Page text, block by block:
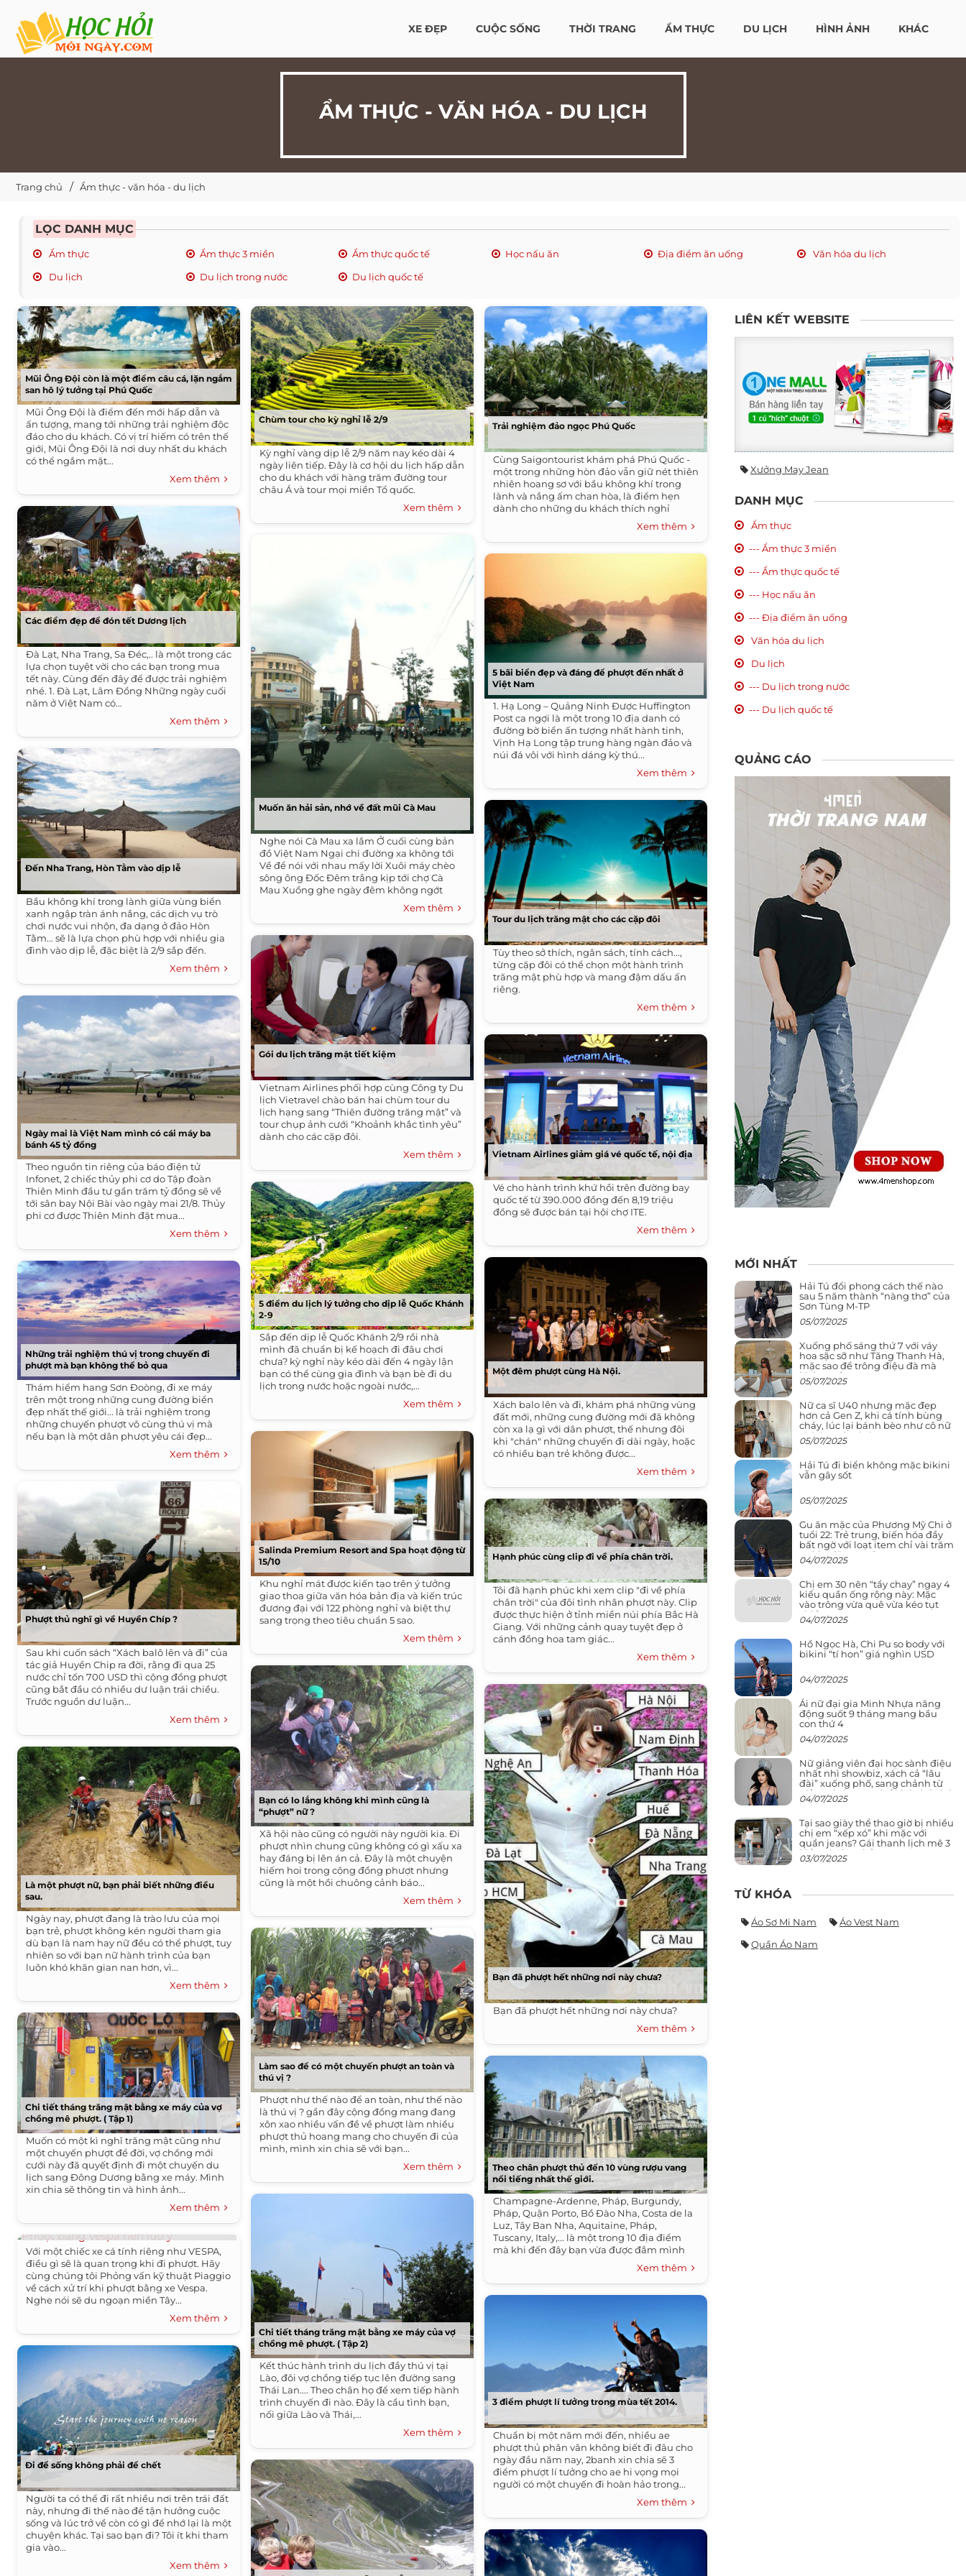
XE ĐẸP CUỘC SỐNG THỜI TRANG ẨM THỰC DU LỊCH HÌNH ẢNH KHÁC
ẨM THỰC - VĂN HÓA - DU LỊCH
Trang chủ Ẩm thực - văn hóa - du lịch
LỌC DANH MỤC
Ẩm thực Ẩm thực 3 miền Ẩm thực quốc tế Học nấu ăn Địa điểm ăn uống
Văn hóa du lịch
Du lịch
Du lịch trong nước Du lịch quốc tế
Mũi Ông Đội còn là một điểm câu cá, lặn ngắm
san hô lý tưởng tại Phú Quốc
Mũi Ông Đội là điểm đến mới hấp dẫn và
ấn tượng, mang tới những trải nghiệm độc
đáo cho du khách. Có vị trí hiếm có trên thế
giới, Mũi Ông Đội là nơi duy nhất du khách
có thể ngắm mặt...
Xem thêm
Các điểm đẹp để đón tết Dương lịch
Đà Lạt, Nha Trang, Sa Đéc,.. là một trong các
lựa chọn tuyệt vời cho các bạn trong mua
tết này. Cùng đến đây để được trải nghiệm
nhé. 1. Đà Lạt, Lâm Đồng Những ngày cuối
năm ở Việt Nam có...
Xem thêm
Đến Nha Trang, Hòn Tằm vào dịp lễ
Bầu không khí trong lành giữa vùng biển
xanh ngập tràn ánh nắng, các dịch vụ trò
chơi nước vui nhộn, đa dạng ở đảo Hòn
Tằm... sẽ là lựa chọn phù hợp với nhiều gia
đình vào dịp lễ, đặc biệt là 2/9 sắp đến.
Xem thêm
Ngày mai là Việt Nam mình có cái máy ba
bánh 45 tỷ đồng
Theo nguồn tin riêng của báo điện tử
Infonet, 2 chiếc thủy phi cơ do Tập đoàn
Thiên Minh đầu tư gần trăm tỷ đồng sẽ về
tới sân bay Nội Bài vào ngày mai 21/8. Thủy
phi cơ được Thiên Minh đặt mua...
Xem thêm
Những trải nghiệm thú vị trong chuyến đi
phượt mà bạn không thể bỏ qua
Thám hiểm hang Sơn Đoòng, đi xe máy
trên một trong những cung đường biển
đẹp nhất thế giới... là trải nghiệm trong
những chuyến phượt vô cùng thú vị mà
nếu bạn là một dân phượt yêu cái đẹp...
Xem thêm
Phượt thủ nghĩ gì về Huyền Chíp ?
Sau khi cuốn sách “Xách balô lên và đi” của
tác giả Huyền Chip ra đời, rằng đi qua 25
nước chỉ tốn 700 USD thì cộng đồng phượt
cũng bắt đầu có nhiều dư luận trái chiều.
Trước nguồn dư luận...
Xem thêm
Là một phượt nữ, bạn phải biết những điều
sau.
Ngày nay, phượt đang là trào lưu của mọi
bạn trẻ, phượt không kén người tham gia
dù bạn là nam hay nữ đều có thể phượt, tuy
nhiên so với bạn nữ hành trình của bạn
luôn khó khăn gian nan hơn, vì...
Xem thêm
Chi tiết tháng trăng mật bằng xe máy của vợ
chồng mê phượt. ( Tập 1)
Muốn có một kì nghĩ trăng mật cũng như
một chuyến phượt để đời, vợ chồng mới
cưới này đã quyết định đi một chuyến du
lịch sang Đông Dương bằng xe máy. Mình
xin chia sẽ thông tin và hình ảnh...
Xem thêm
Với một chiếc xe cá tính riêng như VESPA,
điều gì sẽ là quan trọng khi đi phượt. Hãy
cùng chúng tôi Phỏng vấn kỹ thuật Piaggio
về cách xử trí khi phượt bằng xe Vespa.
Nghe nói sẽ du ngoạn miền Tây...
Xem thêm
Đi để sống không phải để chết
Người ta có thể đi rất nhiều nơi trên trái đất
này, nhưng đi thế nào để tận hưởng cuộc
sống và lúc trở về còn có gì để nhớ lại là một
chuyện khác. Tại sao bạn đi? Tôi ít khi tham
gia vào...
Xem thêm
Chùm tour cho kỳ nghỉ lễ 2/9
Kỳ nghỉ vàng dịp lễ 2/9 năm nay kéo dài 4
ngày liên tiếp. Đây là cơ hội du lịch hấp dẫn
cho du khách với hàng trăm đường tour
châu Á và tour mọi miền Tổ quốc.
Xem thêm
Muốn ăn hải sản, nhớ về đất mũi Cà Mau
Nghe nói Cà Mau xa lắm Ở cuối cùng bản
đồ Việt Nam Ngại chi đường xa không tới
Về để nói với nhau mấy lời Xuôi máy chèo
sông ông Đốc Đêm trắng kịp tới chợ Cà
Mau Xuồng ghe ngày đêm không ngớt
Xem thêm
Gói du lịch trăng mật tiết kiệm
Vietnam Airlines phối hợp cùng Công ty Du
lịch Vietravel chào bán hai chùm tour du
lịch hạng sang “Thiên đường trăng mật” và
tour chụp ảnh cưới “Khoảnh khắc tình yêu”
dành cho các cặp đôi.
Xem thêm
5 điểm du lịch lý tưởng cho dịp lễ Quốc Khánh
2-9
Sắp đến dịp lễ Quốc Khánh 2/9 rồi nhà
mình đã chuẩn bị kế hoạch đi đâu chơi
chưa? kỳ nghỉ này kéo dài đến 4 ngày lận
bạn có thể cùng gia đình và bạn bè đi du
lịch trong nước hoặc ngoài nước,...
Xem thêm
Salinda Premium Resort and Spa hoạt động từ
15/10
Khu nghỉ mát được kiến tạo trên ý tưởng
giao thoa giữa văn hóa bản địa và kiến trúc
đương đại với 122 phòng nghỉ và biệt thự
sang trọng theo tiêu chuẩn 5 sao.
Xem thêm
Bạn có lo lắng không khi mình cũng là
“phượt” nữ ?
Xã hội nào cũng có người này người kia. Đi
phượt nhìn chung cũng không có gì xấu xa
hay đáng bị lên án cả. Đây là một chuyện
hiếm hoi trong cộng đồng phượt nhưng
cũng là một hồi chuông cảnh báo...
Xem thêm
Làm sao để có một chuyến phượt an toàn và
thú vị ?
Phượt như thế nào để an toàn, như thế nào
là thú vị ? gần đây cộng đồng mang đang
xôn xao nhiều vấn đề về phượt làm nhiều
phượt thủ hoang mang cho chuyến đi của
mình, mình xin chia sẽ với bạn...
Xem thêm
Chi tiết tháng trăng mật bằng xe máy của vợ
chồng mê phượt. ( Tập 2)
Kết thúc hành trình du lịch đầy thú vị tại
Lào, đôi vợ chồng tiếp tục lên đường sang
Thái Lan.... Theo chân họ để xem tiếp hành
trình chuyến đi nào. Đây là cầu tình bạn,
nối giữa Lào và Thái,...
Xem thêm
Trải nghiệm đảo ngọc Phú Quốc
Cùng Saigontourist khám phá Phú Quốc -
một trong những hòn đảo vẫn giữ nét thiên
nhiên hoang sơ với bầu không khí trong
lành và nắng ấm chan hòa, là điểm hẹn
dành cho những du khách thích nghỉ
Xem thêm
5 bãi biển đẹp và đáng để phượt đến nhất ở
Việt Nam
1. Hạ Long – Quảng Ninh Được Huffington
Post ca ngợi là một trong 10 địa danh có
đường bờ biển ấn tượng nhất hành tinh,
Vịnh Hạ Long tập trung hàng ngàn đảo và
núi đá vôi với hình dáng kỳ thú...
Xem thêm
Tour du lịch trăng mật cho các cặp đôi
Tùy theo sở thích, ngân sách, tính cách...,
từng cặp đôi có thể chọn một hành trình
trăng mật phù hợp và mang đậm dấu ấn
riêng.
Xem thêm
Vietnam Airlines giảm giá vé quốc tế, nội địa
Vé cho hành trình khứ hồi trên đường bay
quốc tế từ 390.000 đồng đến 8,19 triệu
đồng sẽ được bán tại hội chợ ITE.
Xem thêm
Một đêm phượt cùng Hà Nội.
Xách balo lên và đi, khám phá những vùng
đất mới, những cung đường mới đã không
còn xa lạ gì với dân phượt, thế nhưng đôi
khi "chán" những chuyến đi dài ngày, hoặc
có nhiều bạn trẻ không được...
Xem thêm
Hạnh phúc cùng clip đi về phía chân trời.
Tôi đã hạnh phúc khi xem clip "đi về phía
chân trời" của đôi tình nhân phượt này. Clip
được thực hiện ở tỉnh miền núi phía Bắc Hà
Giang. Với những cảnh quay tuyệt đẹp ở
cánh đồng hoa tam giác...
Xem thêm
Bạn đã phượt hết những nơi này chưa?
Bạn đã phượt hết những nơi này chưa?​
Xem thêm
Theo chân phượt thủ đến 10 vùng rượu vang
nổi tiếng nhất thế giới.
Champagne-Ardenne, Pháp, Burgundy,
Pháp, Quận Porto, Bồ Đào Nha, Costa de la
Luz, Tây Ban Nha, Aquitaine, Pháp,
Tuscany, Italy,... là một trong 10 địa điểm
mà khi đến đây bạn vừa được đắm mình
Xem thêm
3 điểm phượt lí tưởng trong mùa tết 2014.
Chuẩn bị một năm mới đến, nhiều ae
phượt thủ phân vân không biết đi đâu cho
ngày đầu năm nay, 2banh xin chia sẽ 3
điểm phượt lí tưởng cho ae hi vọng mọi
người có một chuyến đi hoàn hảo trong...
Xem thêm
LIÊN KẾT WEBSITE
Xưởng May Jean
DANH MỤC
Ẩm thực
--- Ẩm thực 3 miền
--- Ẩm thực quốc tế
--- Học nấu ăn
--- Địa điểm ăn uống
Văn hóa du lịch
Du lịch
--- Du lịch trong nước
--- Du lịch quốc tế
QUẢNG CÁO
MỚI NHẤT
Hải Tú đổi phong cách thế nào
sau 5 năm thành “nàng thơ” của
Sơn Tùng M-TP
05/07/2025
Xuống phố sáng thứ 7 với váy
hoa sặc sỡ như Tăng Thanh Hà,
mặc sao để trông điệu đà mà
không sến
05/07/2025
Nữ ca sĩ U40 nhưng mặc đẹp
hơn cả Gen Z, khi cá tính bùng
cháy, lúc lại bánh bèo như cô nữ
chính ngôn tình
05/07/2025
Hải Tú đi biển không mặc bikini
vẫn gây sốt
05/07/2025
Gu ăn mặc của Phương Mỹ Chi ở
tuổi 22: Trẻ trung, biến hóa đầy
bất ngờ với loạt item chỉ vài trăm
nghìn đã mua được
04/07/2025
Chị em 30 nên “tẩy chay” ngay 4
kiểu quần ống rộng này: Mặc
vào trông vừa quê vừa kéo tụt
chiều cao
04/07/2025
Hồ Ngọc Hà, Chi Pu so body với
bikini “tí hon” giá nghìn USD
04/07/2025
Ái nữ đại gia Minh Nhựa năng
động suốt 9 tháng mang bầu
con thứ 4
04/07/2025
Nữ giảng viên đại học sành điệu
nhất nhì showbiz, xách cả “lâu
đài” xuống phố, sang chảnh từ
giảng đường ra phố khó ai đọ lại
04/07/2025
Tại sao giày thể thao giờ bị nhiều
chị em “xếp xó” khi mặc với
quần jeans? Gái thanh lịch mê 3
kiểu này hơn hẳn
03/07/2025
TỪ KHÓA
Áo Sơ Mi Nam
Áo Vest Nam
Quần Áo Nam